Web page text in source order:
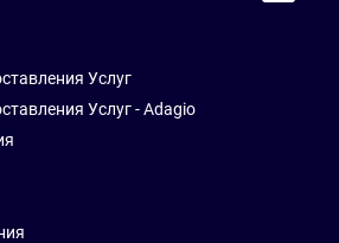
Услуг
Услуг - Adagio